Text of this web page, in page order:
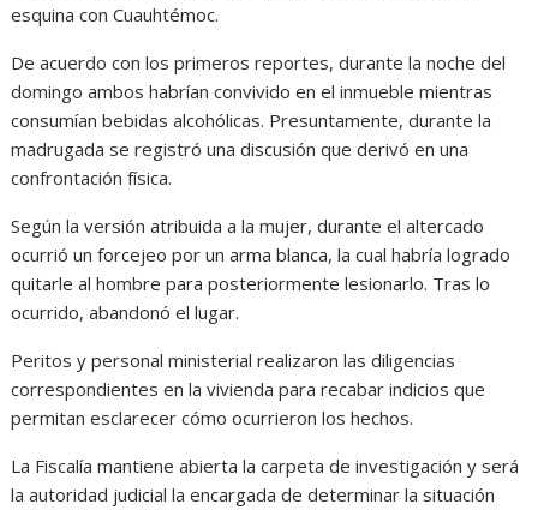
esquina con Cuauhtémoc.
De acuerdo con los primeros reportes, durante la noche del
domingo ambos habrían convivido en el inmueble mientras
consumían bebidas alcohólicas. Presuntamente, durante la
madrugada se registró una discusión que derivó en una
confrontación física.
Según la versión atribuida a la mujer, durante el altercado
ocurrió un forcejeo por un arma blanca, la cual habría logrado
quitarle al hombre para posteriormente lesionarlo. Tras lo
ocurrido, abandonó el lugar.
Peritos y personal ministerial realizaron las diligencias
correspondientes en la vivienda para recabar indicios que
permitan esclarecer cómo ocurrieron los hechos.
La Fiscalía mantiene abierta la carpeta de investigación y será
la autoridad judicial la encargada de determinar la situación